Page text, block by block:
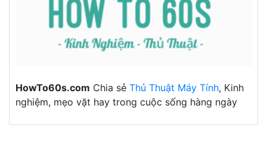
HowTo60s.com Chia sẻ Thủ Thuật Máy Tính, Kinh
nghiệm, mẹo vặt hay trong cuộc sống hàng ngày